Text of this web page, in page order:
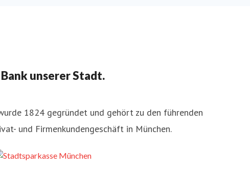
unserer Stadt.
1824 gegründet und gehört zu den führenden
und Firmenkundengeschäft in München.